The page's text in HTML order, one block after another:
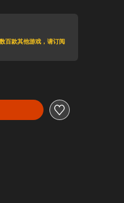
优惠
百款其他游戏，请订阅